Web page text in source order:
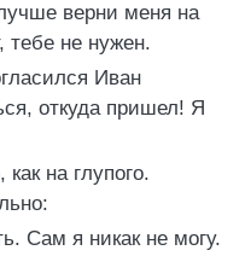
верни меня на
тебе не нужен.
Иван
откуда пришел! Я
на глупого.
Сам я никак не могу.